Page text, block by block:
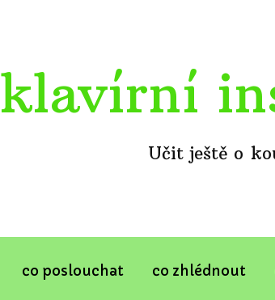
klavírní
Učit ještě o
co poslouchat co zhlédnout